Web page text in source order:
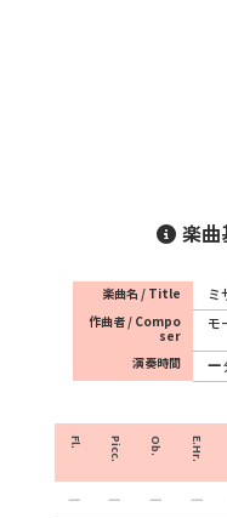
楽曲
楽曲名 / Title ミ
作曲者 / Compo
ser
モ
演奏時間
Fl. Picc. Ob. E.Hr.